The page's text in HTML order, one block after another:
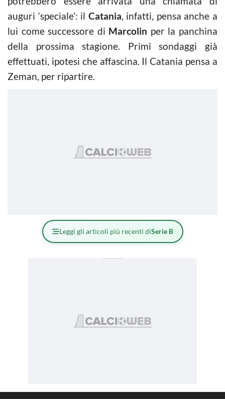
auguri ‘speciale’: il Catania, infatti, pensa anche a
lui come successore di Marcolin per la panchina
della prossima stagione. Primi sondaggi già
effettuati, ipotesi che affascina. Il Catania pensa a
Zeman, per ripartire.
Leggi gli articoli più recenti diSerie B